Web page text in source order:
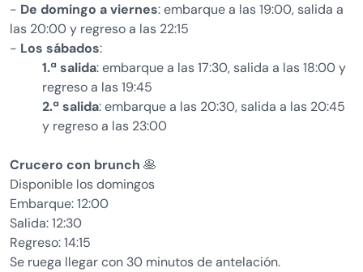
- De domingo a viernes: embarque a las 19:00, salida a
las 20:00 y regreso a las 22:15
- Los sábados:
1.ª salida: embarque a las 17:30, salida a las 18:00 y
regreso a las 19:45
2.ª salida: embarque a las 20:30, salida a las 20:45
y regreso a las 23:00
Crucero con brunch 🥞
Disponible los domingos
Embarque: 12:00
Salida: 12:30
Regreso: 14:15
Se ruega llegar con 30 minutos de antelación.